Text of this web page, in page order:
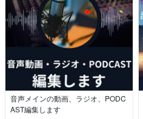
音声メインの動画、ラジオ、PODC
AST編集します